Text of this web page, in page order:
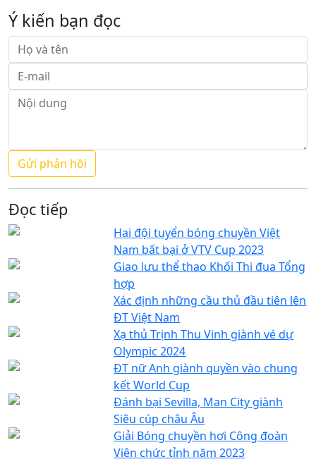
Ý kiến bạn đọc
Đọc tiếp
Hai đội tuyển bóng chuyền Việt
Nam bất bại ở VTV Cup 2023
Giao lưu thể thao Khối Thi đua Tổng
hợp
Xác định những cầu thủ đầu tiên lên
ĐT Việt Nam
Xạ thủ Trịnh Thu Vinh giành vé dự
Olympic 2024
ĐT nữ Anh giành quyền vào chung
kết World Cup
Đánh bại Sevilla, Man City giành
Siêu cúp châu Âu
Giải Bóng chuyền hơi Công đoàn
Viên chức tỉnh năm 2023